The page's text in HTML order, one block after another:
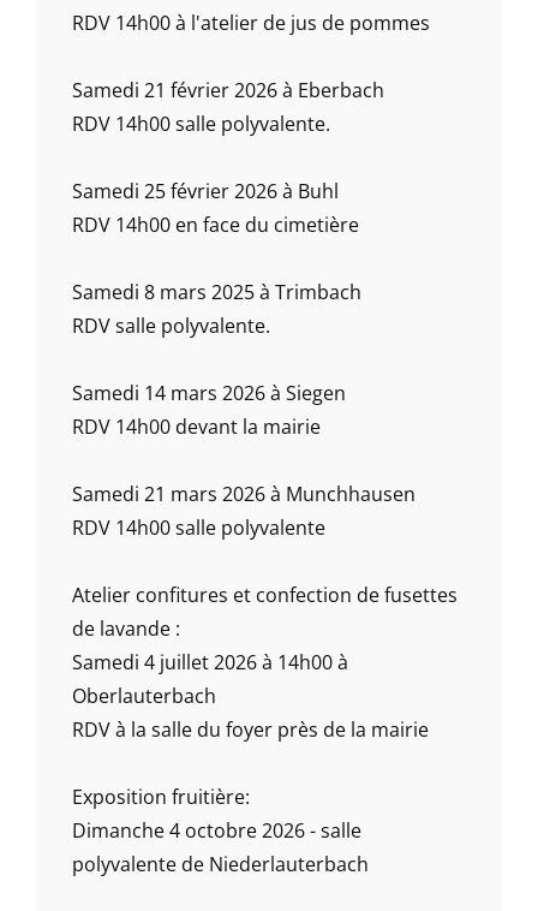
RDV 14h00 à l'atelier de jus de pommes
Samedi 21 février 2026 à Eberbach
RDV 14h00 salle polyvalente.
Samedi 25 février 2026 à Buhl
RDV 14h00 en face du cimetière
Samedi 8 mars 2025 à Trimbach
RDV salle polyvalente.
Samedi 14 mars 2026 à Siegen
RDV 14h00 devant la mairie
Samedi 21 mars 2026 à Munchhausen
RDV 14h00 salle polyvalente
Atelier confitures et confection de fusettes
de lavande :
Samedi 4 juillet 2026 à 14h00 à
Oberlauterbach
RDV à la salle du foyer près de la mairie
Exposition fruitière:
Dimanche 4 octobre 2026 - salle
polyvalente de Niederlauterbach